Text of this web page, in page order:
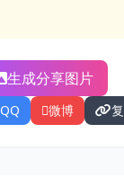
生成分享图片
QQ 微博